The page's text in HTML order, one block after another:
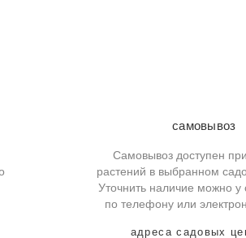
самовывоз
Самовывоз доступен
растений в выбранном
Уточнить наличие можно у
по телефону или
адреса садовых